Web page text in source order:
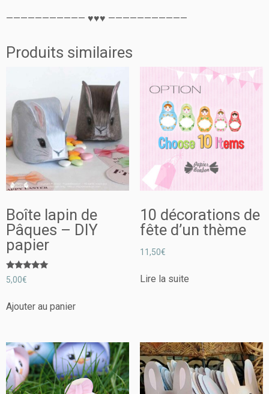
——————————— ♥♥♥ ———————————
Produits similaires
Boîte lapin de
Pâques – DIY
papier
Note
5.00
5,00€
Ajouter au panier
10 décorations de
fête d’un thème
11,50€
Lire la suite